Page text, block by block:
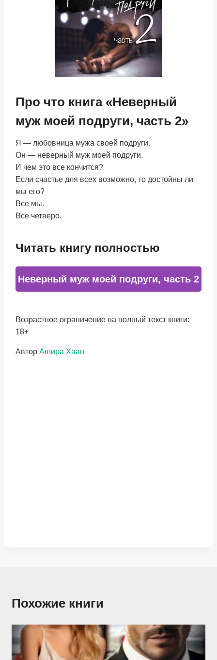
Про что книга «Неверный
муж моей подруги, часть 2»
Я — любовница мужа своей подруги.
Он — неверный муж моей подруги.
И чем это все кончится?
Если счастье для всех возможно, то достойны ли
мы его?
Все мы.
Все четверо.
Читать книгу полностью
Неверный муж моей подруги, часть 2
Возрастное ограничение на полный текст книги:
18+
Метки
Автор Ашира Хаан
Похожие книги